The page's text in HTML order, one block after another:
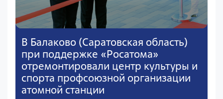
В Балаково (Саратовская область)
при поддержке «Росатома»
отремонтировали центр культуры и
спорта профсоюзной организации
атомной станции